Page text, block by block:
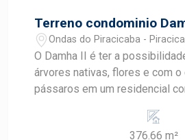
Terreno condominio
Ondas do Piracicaba -
O Damha II é ter a
árvores nativas, flores e com o
pássaros em um residencial
Piracicaba. O seu Resort
376.66 m²